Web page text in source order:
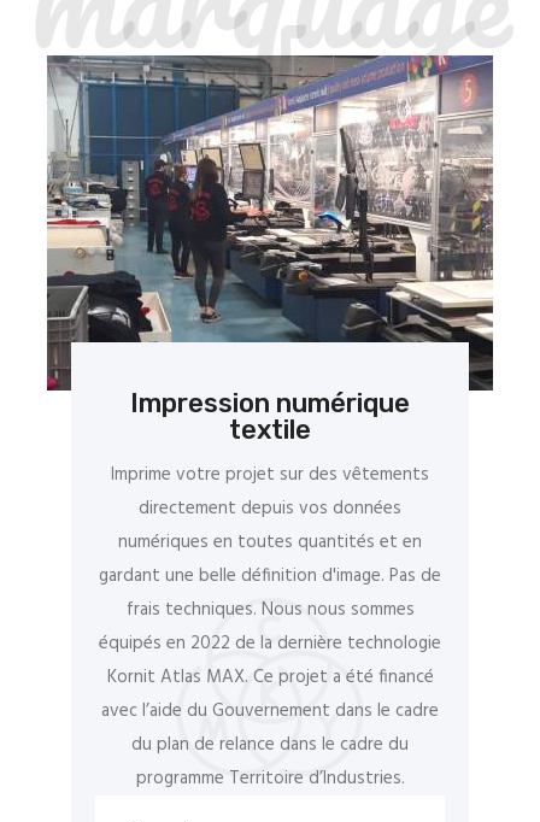
Impression numérique
textile
Imprime votre projet sur des vêtements
directement depuis vos données
numériques en toutes quantités et en
gardant une belle définition d'image. Pas de
frais techniques. Nous nous sommes
équipés en 2022 de la dernière technologie
Kornit Atlas MAX. Ce projet a été financé
avec l’aide du Gouvernement dans le cadre
du plan de relance dans le cadre du
programme Territoire d’Industries.